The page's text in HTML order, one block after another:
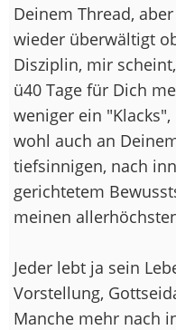
Deinem Thread,
wieder überwältigt
Disziplin, mir
ü40 Tage für Dich
weniger ein
wohl auch an
tiefsinnigen, nach
gerichtetem
meinen
Jeder lebt ja sein
Vorstellung,
Manche mehr nach